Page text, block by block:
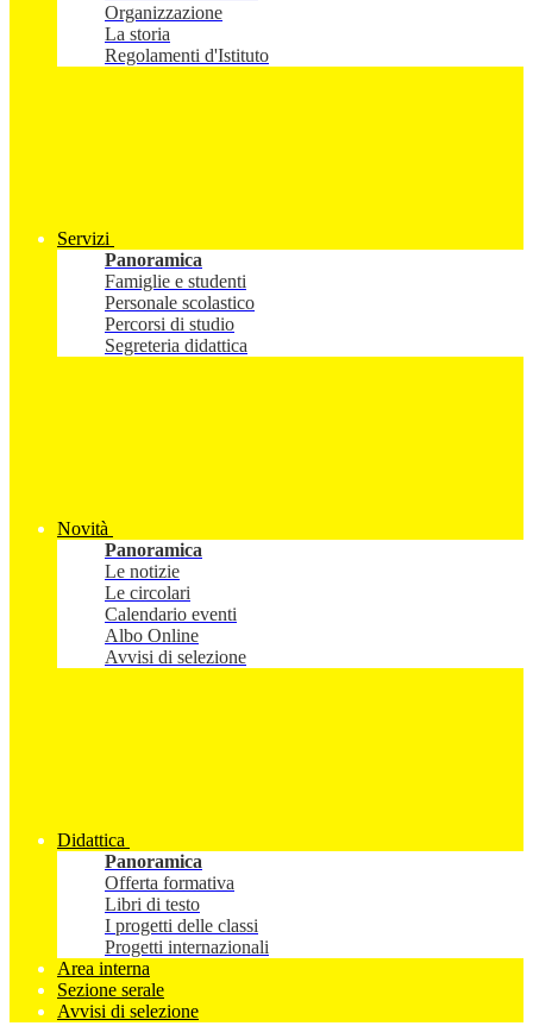
Organizzazione
La storia
Regolamenti d'Istituto
Servizi
Panoramica
Famiglie e studenti
Personale scolastico
Percorsi di studio
Segreteria didattica
Novità
Panoramica
Le notizie
Le circolari
Calendario eventi
Albo Online
Avvisi di selezione
Didattica
Panoramica
Offerta formativa
Libri di testo
I progetti delle classi
Progetti internazionali
Area interna
Sezione serale
Avvisi di selezione